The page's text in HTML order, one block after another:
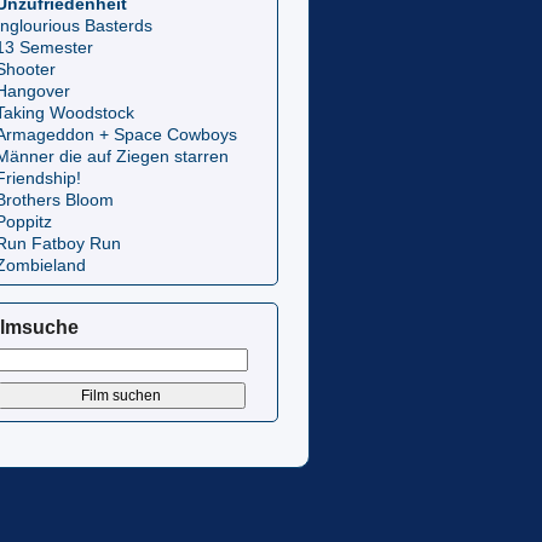
Basterds
Semester
Woodstock
+ Space Cowboys
die auf Ziegen starren
Bloom
Fatboy Run